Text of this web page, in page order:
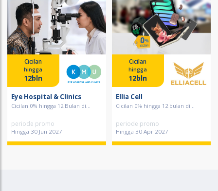
Cicilan
hingga
12bln
Eye Hospital & Clinics
Cicilan 0% hingga 12 Bulan di...
periode promo
Hingga 30 Jun 2027
Cicilan
hingga
12bln
Ellia Cell
Cicilan 0% hingga 12 bulan di...
periode promo
Hingga 30 Apr 2027